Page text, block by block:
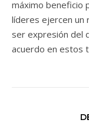
máximo beneficio
líderes ejercen un
ser expresión del
acuerdo en estos